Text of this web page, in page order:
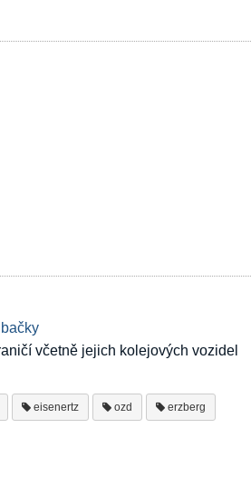
včetně jejich kolejových vozidel
eisenertz ozd erzberg